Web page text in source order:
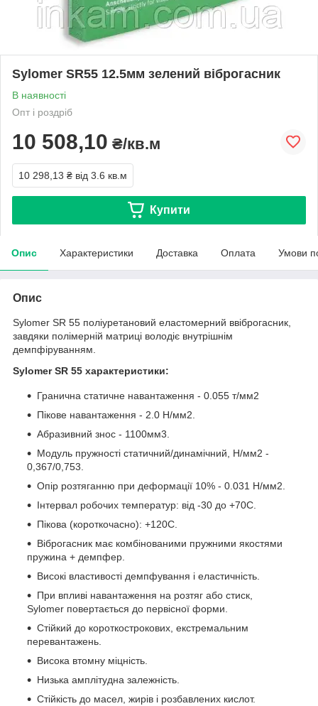
Sylomer SR55 12.5мм зелений віброгасник
В наявності
Опт і роздріб
10 508,10 ₴/кв.м
10 298,13 ₴ від 3.6 кв.м
Купити
Опис Характеристики Доставка Оплата Умови
Опис
Sylomer SR 55 поліуретановий еластомерний ввіброгасник,
завдяки полімерній матриці володіє внутрішнім
демпфіруванням.
Sylomer SR 55 характеристики:
Гранична статичне навантаження - 0.055 т/мм2
Пікове навантаження - 2.0 Н/мм2.
Абразивний знос - 1100мм3.
Модуль пружності статичний/динамічний, Н/мм2 -
0,367/0,753.
Опір розтяганню при деформації 10% - 0.031 Н/мм2.
Інтервал робочих температур: від -30 до +70С.
Пікова (короткочасно): +120С.
Віброгасник має комбінованими пружними якостями
пружина + демпфер.
Високі властивості демпфування і еластичність.
При впливі навантаження на розтяг або стиск,
Sylomer повертається до первісної форми.
Стійкий до короткострокових, екстремальним
перевантажень.
Висока втомну міцність.
Низька амплітудна залежність.
Стійкість до масел, жирів і розбавлених кислот.